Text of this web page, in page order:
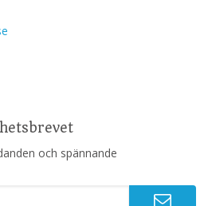
och spännande